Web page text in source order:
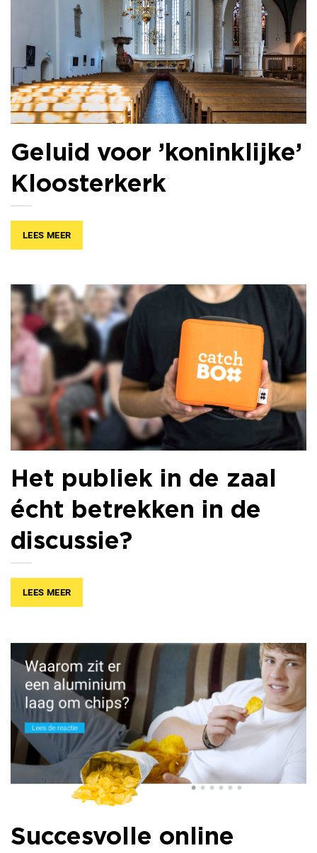
Geluid voor ’koninklijke’
Kloosterkerk
LEES MEER
Het publiek in de zaal
écht betrekken in de
discussie?
LEES MEER
Succesvolle online